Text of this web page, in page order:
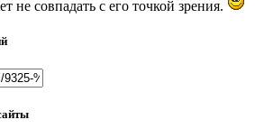
не совпадать с его точкой зрения.